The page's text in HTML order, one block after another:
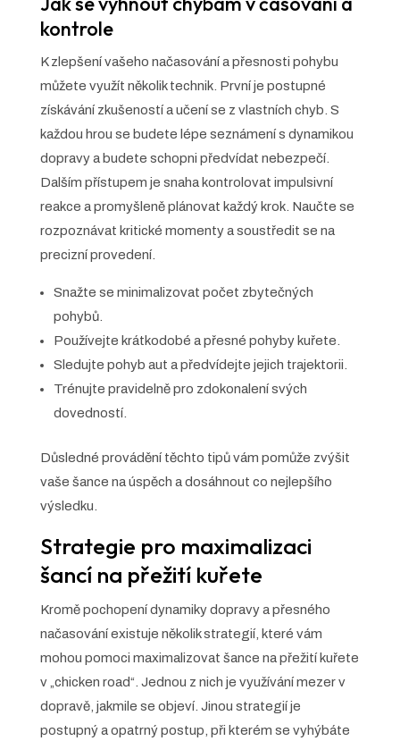
kontrole
K zlepšení vašeho načasování a přesnosti pohybu
můžete využít několik technik. První je postupné
získávání zkušeností a učení se z vlastních chyb. S
každou hrou se budete lépe seznámení s dynamikou
dopravy a budete schopni předvídat nebezpečí.
Dalším přístupem je snaha kontrolovat impulsivní
reakce a promyšleně plánovat každý krok. Naučte se
rozpoznávat kritické momenty a soustředit se na
precizní provedení.
Snažte se minimalizovat počet zbytečných
pohybů.
Používejte krátkodobé a přesné pohyby kuřete.
Sledujte pohyb aut a předvídejte jejich trajektorii.
Trénujte pravidelně pro zdokonalení svých
dovedností.
Důsledné provádění těchto tipů vám pomůže zvýšit
vaše šance na úspěch a dosáhnout co nejlepšího
výsledku.
Strategie pro maximalizaci
šancí na přežití kuřete
Kromě pochopení dynamiky dopravy a přesného
načasování existuje několik strategií, které vám
mohou pomoci maximalizovat šance na přežití kuřete
v „chicken road“. Jednou z nich je využívání mezer v
dopravě, jakmile se objeví. Jinou strategií je
postupný a opatrný postup, při kterém se vyhýbáte